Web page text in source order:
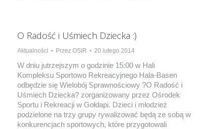
O Radość i Uśmiech Dziecka :)
Aktualności Przez OSiR 20 lutego 2014
W dniu jutrzejszym o godzinie 15:00 w Hali
Kompleksu Sportowo Rekreacyjnego Hala-Basen
odbędzie się Wielobój Sprawnościowy ?O Radość i
Uśmiech Dziecka? zorganizowany przez Ośrodek
Sportu i Rekreacji w Gołdapi. Dzieci i młodzież
podzielone na trzy grupy rywalizować będą ze sobą w
konkurencjach sportowych, które przygotowali